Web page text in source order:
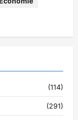
(114)
(291)